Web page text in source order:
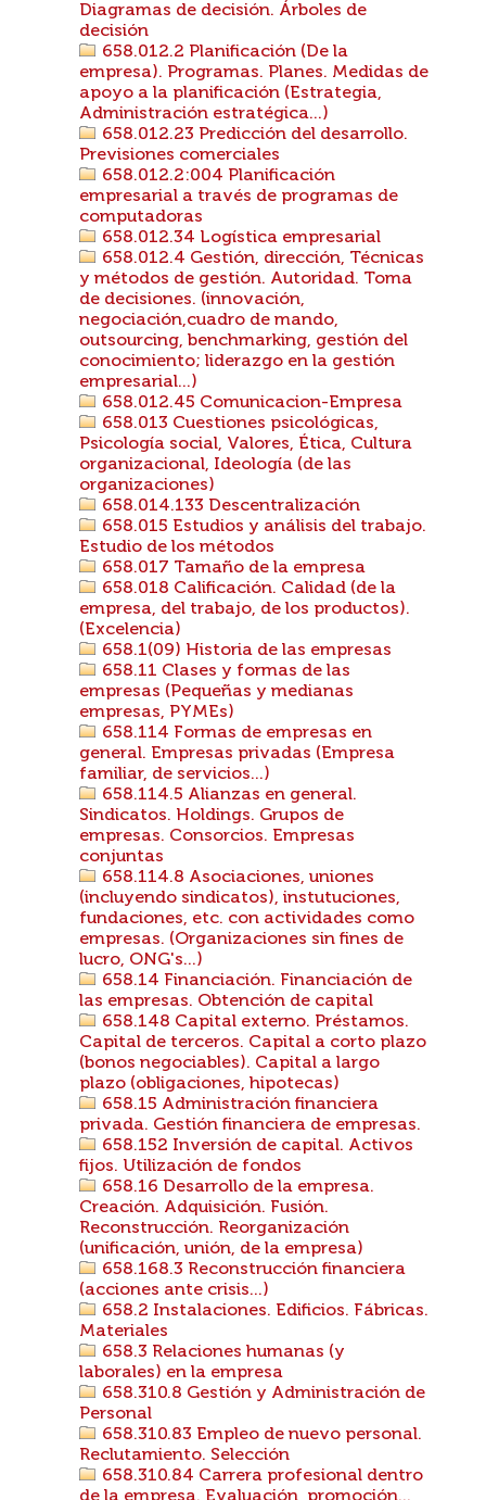
Diagramas de decisión. Árboles de
decisión
658.012.2 Planificación (De la
empresa). Programas. Planes. Medidas de
apoyo a la planificación (Estrategia,
Administración estratégica...)
658.012.23 Predicción del desarrollo.
Previsiones comerciales
658.012.2:004 Planificación
empresarial a través de programas de
computadoras
658.012.34 Logística empresarial
658.012.4 Gestión, dirección, Técnicas
y métodos de gestión. Autoridad. Toma
de decisiones. (innovación,
negociación,cuadro de mando,
outsourcing, benchmarking, gestión del
conocimiento; liderazgo en la gestión
empresarial...)
658.012.45 Comunicacion-Empresa
658.013 Cuestiones psicológicas,
Psicología social, Valores, Ética, Cultura
organizacional, Ideología (de las
organizaciones)
658.014.133 Descentralización
658.015 Estudios y análisis del trabajo.
Estudio de los métodos
658.017 Tamaño de la empresa
658.018 Calificación. Calidad (de la
empresa, del trabajo, de los productos).
(Excelencia)
658.1(09) Historia de las empresas
658.11 Clases y formas de las
empresas (Pequeñas y medianas
empresas, PYMEs)
658.114 Formas de empresas en
general. Empresas privadas (Empresa
familiar, de servicios...)
658.114.5 Alianzas en general.
Sindicatos. Holdings. Grupos de
empresas. Consorcios. Empresas
conjuntas
658.114.8 Asociaciones, uniones
(incluyendo sindicatos), instutuciones,
fundaciones, etc. con actividades como
empresas. (Organizaciones sin fines de
lucro, ONG's...)
658.14 Financiación. Financiación de
las empresas. Obtención de capital
658.148 Capital externo. Préstamos.
Capital de terceros. Capital a corto plazo
(bonos negociables). Capital a largo
plazo (obligaciones, hipotecas)
658.15 Administración financiera
privada. Gestión financiera de empresas.
658.152 Inversión de capital. Activos
fijos. Utilización de fondos
658.16 Desarrollo de la empresa.
Creación. Adquisición. Fusión.
Reconstrucción. Reorganización
(unificación, unión, de la empresa)
658.168.3 Reconstrucción financiera
(acciones ante crisis...)
658.2 Instalaciones. Edificios. Fábricas.
Materiales
658.3 Relaciones humanas (y
laborales) en la empresa
658.310.8 Gestión y Administración de
Personal
658.310.83 Empleo de nuevo personal.
Reclutamiento. Selección
658.310.84 Carrera profesional dentro